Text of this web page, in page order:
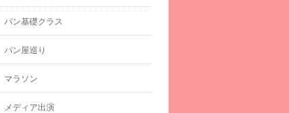
パン基礎クラス
パン屋巡り
マラソン
メディア出演